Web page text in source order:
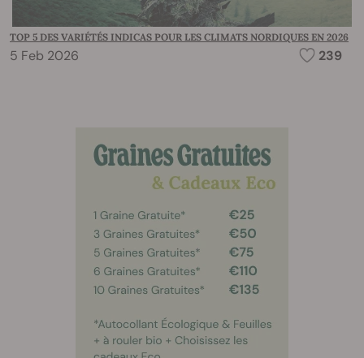
TOP 5 DES VARIÉTÉS INDICAS POUR LES CLIMATS NORDIQUES EN 2026
5 Feb 2026 239